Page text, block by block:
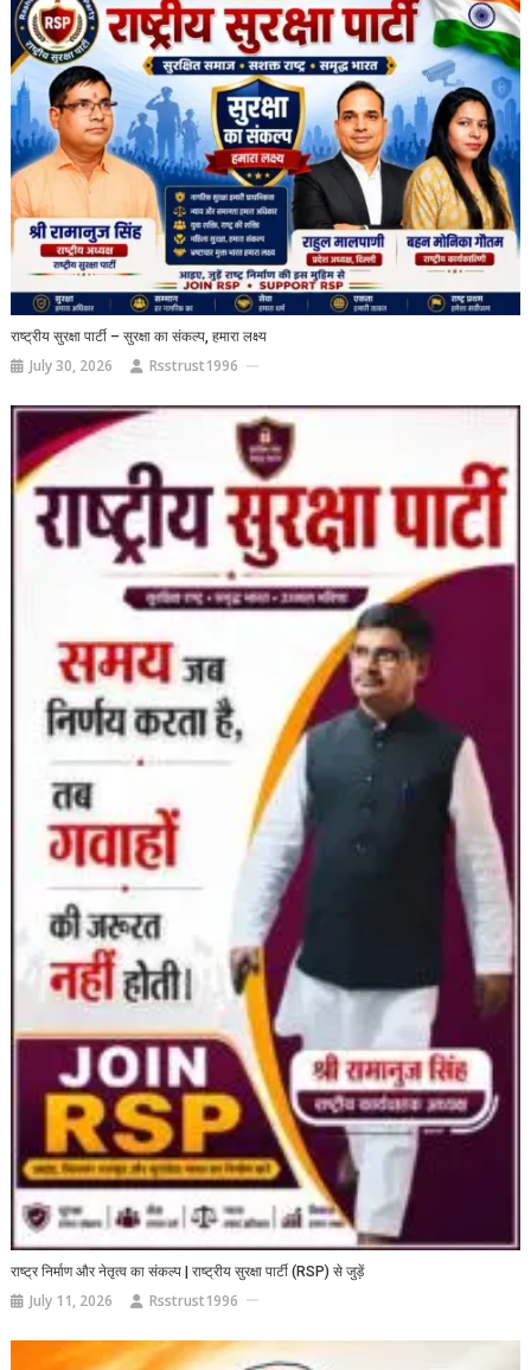
राष्ट्रीय सुरक्षा पार्टी – सुरक्षा का संकल्प, हमारा लक्ष्य
July 30, 2026 Rsstrust1996
राष्ट्र निर्माण और नेतृत्व का संकल्प | राष्ट्रीय सुरक्षा पार्टी (RSP) से जुड़ें
July 11, 2026 Rsstrust1996